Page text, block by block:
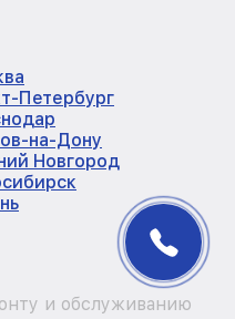
Петербург
на-Дону
Новгород
и обслуживанию